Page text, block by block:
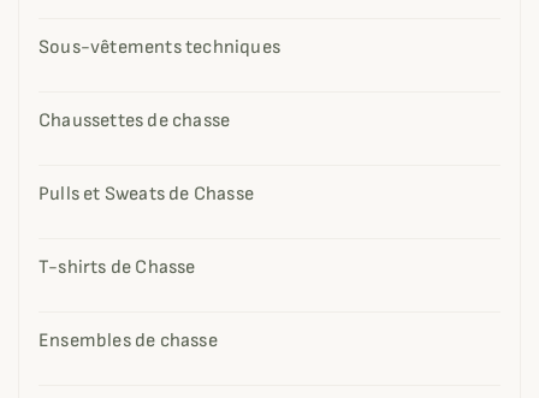
Sous-vêtements techniques
Chaussettes de chasse
Pulls et Sweats de Chasse
T-shirts de Chasse
Ensembles de chasse